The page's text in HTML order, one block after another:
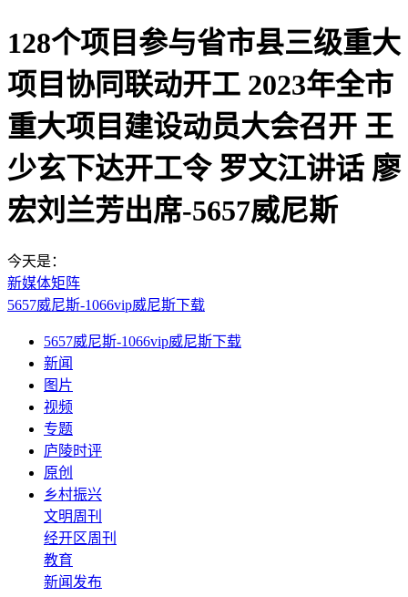
128个项目参与省市县三级重大
项目协同联动开工 2023年全市
重大项目建设动员大会召开 王
少玄下达开工令 罗文江讲话 廖
宏刘兰芳出席-5657威尼斯
今天是：
新媒体矩阵
5657威尼斯-1066vip威尼斯下载
5657威尼斯-1066vip威尼斯下载
新闻
图片
视频
专题
庐陵时评
原创
乡村振兴
文明周刊
经开区周刊
教育
新闻发布